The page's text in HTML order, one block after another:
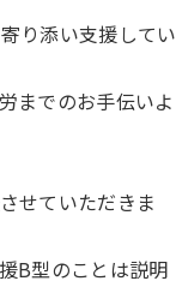
り添い支援してい
までのお手伝いよ
せていただきま
B型のことは説明